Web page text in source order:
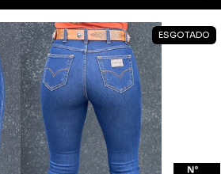
ESGOTADO